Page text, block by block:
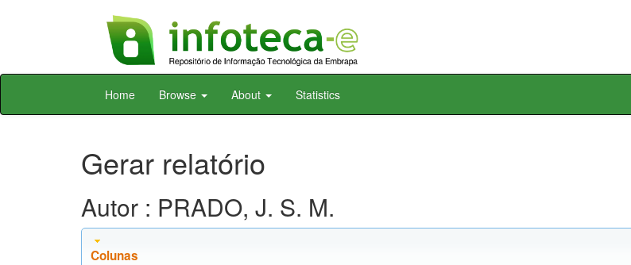
Skip
Home Browse About Statistics
Gerar relatório
Autor : PRADO, J. S. M.
Colunas